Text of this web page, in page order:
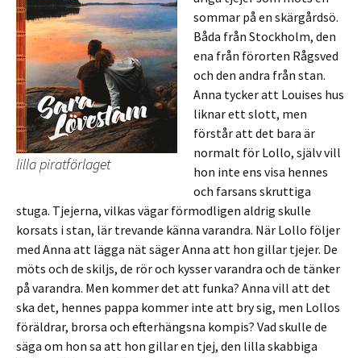
lilla piratförlaget
sommar på en skärgårdsö.
Båda från Stockholm, den
ena från förorten Rågsved
och den andra från stan.
Anna tycker att Louises hus
liknar ett slott, men
förstår att det bara är
normalt för Lollo, själv vill
hon inte ens visa hennes
och farsans skruttiga
stuga. Tjejerna, vilkas vägar förmodligen aldrig skulle
korsats i stan, lär trevande känna varandra. När Lollo följer
med Anna att lägga nät säger Anna att hon gillar tjejer. De
möts och de skiljs, de rör och kysser varandra och de tänker
på varandra. Men kommer det att funka? Anna vill att det
ska det, hennes pappa kommer inte att bry sig, men Lollos
föräldrar, brorsa och efterhängsna kompis? Vad skulle de
säga om hon sa att hon gillar en tjej, den lilla skabbiga